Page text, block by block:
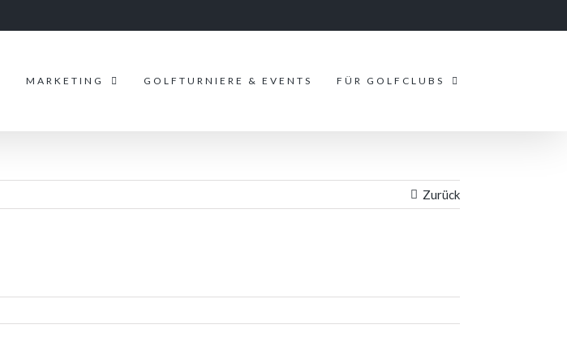
MARKETING GOLFTURNIERE & EVENTS FÜR GOLFCLUBS
Zurück